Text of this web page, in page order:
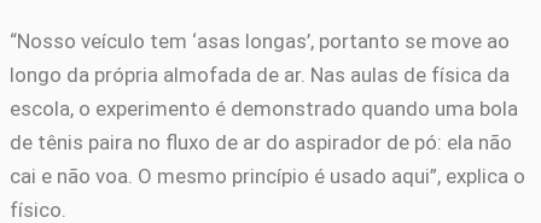
“Nosso veículo tem ‘asas longas’, portanto se move ao
longo da própria almofada de ar. Nas aulas de física da
escola, o experimento é demonstrado quando uma bola
de tênis paira no fluxo de ar do aspirador de pó: ela não
cai e não voa. O mesmo princípio é usado aqui”, explica o
físico.